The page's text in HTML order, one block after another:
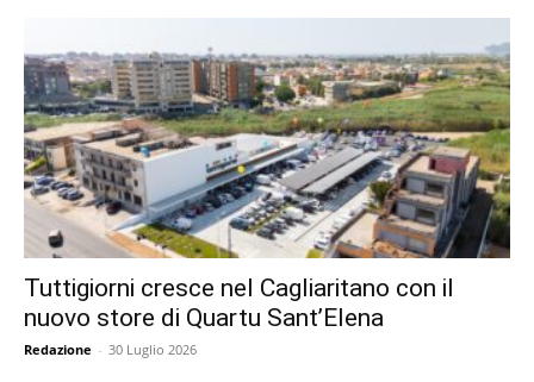
Tuttigiorni cresce nel Cagliaritano con il
nuovo store di Quartu Sant’Elena
Redazione - 30 Luglio 2026